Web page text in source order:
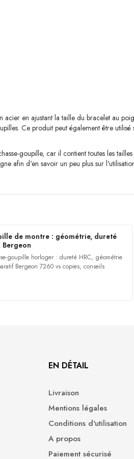
en ajustant la taille du bracelet au
Ce produit peut également être utilisé
goupille, car il contient toutes les
afin d'en savoir un peu plus sur
de montre : géométrie, dureté
Bergeon
goupille horloger : dureté HRC, géométrie
Bergeon 7260 vs copies, conseils
EN DÉTAIL
Livraison
Mentions légales
Conditions d'utilisation
A propos
Paiement sécurisé